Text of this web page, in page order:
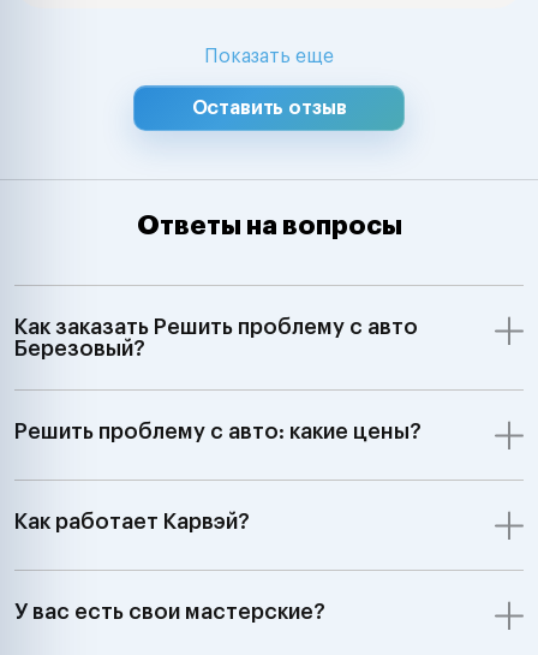
Показать еще
Оставить отзыв
Ответы на вопросы
Как заказать Решить проблему с авто
Березовый?
Решить проблему с авто: какие цены?
Как работает Карвэй?
У вас есть свои мастерские?